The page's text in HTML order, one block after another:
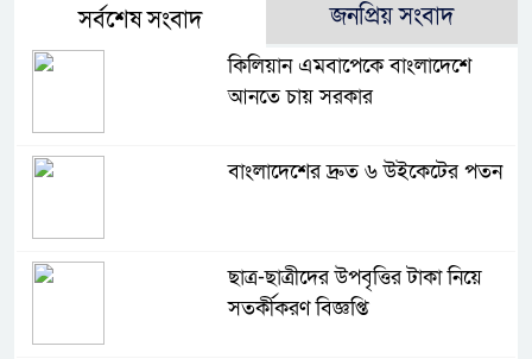
সর্বশেষ সংবাদ জনপ্রিয় সংবাদ
কিলিয়ান এমবাপেকে বাংলাদেশে
আনতে চায় সরকার
বাংলাদেশের দ্রুত ৬ উইকেটের পতন
ছাত্র-ছাত্রীদের উপবৃত্তির টাকা নিয়ে
সতর্কীকরণ বিজ্ঞপ্তি